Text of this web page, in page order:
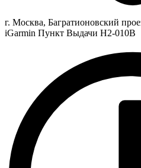
г. Москва, Багратионовский
iGarmin Пункт Выдачи Н2-010В